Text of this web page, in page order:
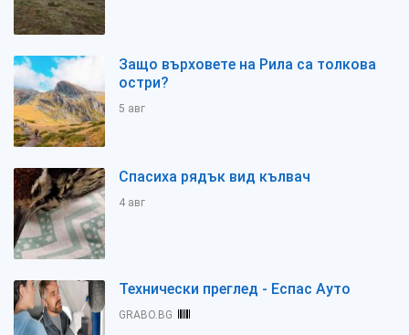
Защо върховете на Рила са толкова
остри?
5 авг
Спасиха рядък вид кълвач
4 авг
Технически преглед - Еспас Ауто
GRABO.BG